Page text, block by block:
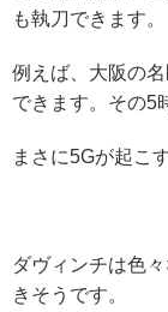
も執刀できます。
例えば、大阪の
できます。その5
まさに5Gが起こ
ダヴィンチは色
きそうです。